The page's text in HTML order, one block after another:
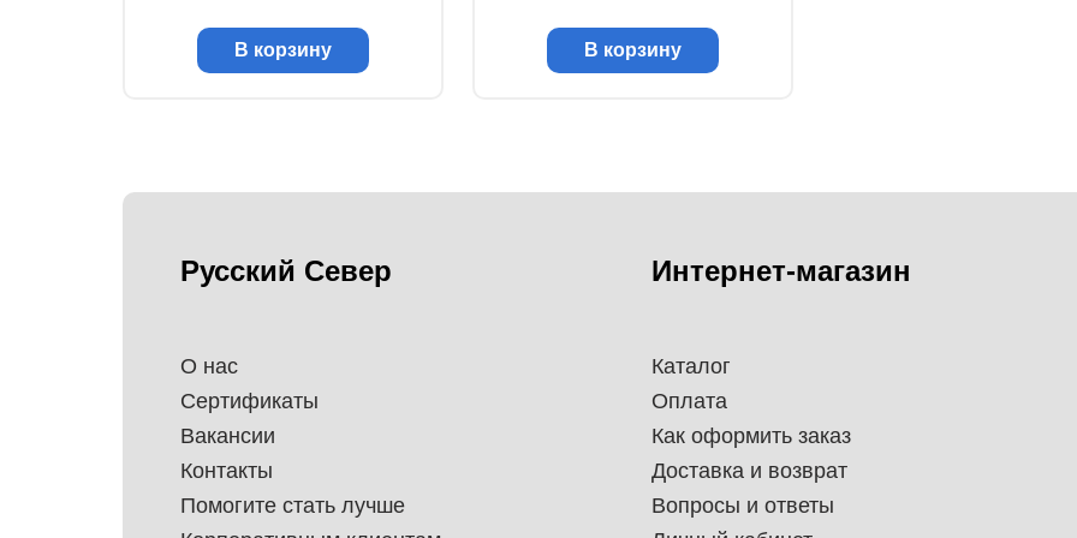
В корзину В корзину
Русский Север
О нас
Сертификаты
Вакансии
Контакты
Помогите стать лучше
Интернет-магазин
Каталог
Оплата
Как оформить заказ
Доставка и возврат
Вопросы и ответы